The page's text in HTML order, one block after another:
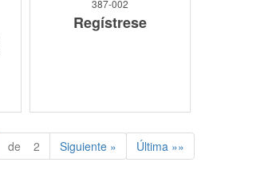
387-002
Regístrese
de 2 Siguiente » Última »»